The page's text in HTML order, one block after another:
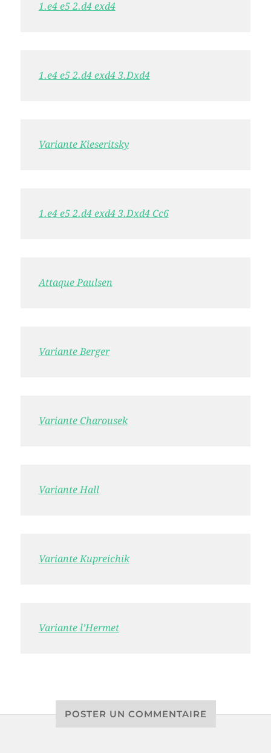
1.e4 e5 2.d4 exd4
1.e4 e5 2.d4 exd4 3.Dxd4
Variante Kieseritsky
1.e4 e5 2.d4 exd4 3.Dxd4 Cc6
Attaque Paulsen
Variante Berger
Variante Charousek
Variante Hall
Variante Kupreichik
Variante l’Hermet
POSTER UN COMMENTAIRE